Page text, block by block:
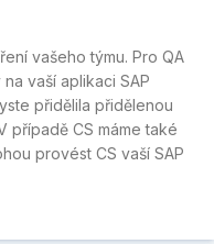
vašeho týmu. Pro QA
vaší aplikaci SAP
přidělila přidělenou
případě CS máme také
provést CS vaší SAP